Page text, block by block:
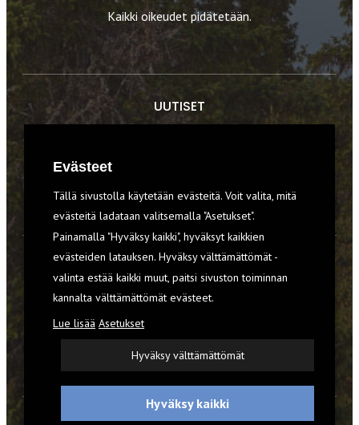
Kaikki oikeudet pidätetään.
UUTISET
VARUSTEET
TILAA RETKI-LEHTI
YHTEYSTIEDOT
REKISTERISELOSTE
EVÄSTEET
Evästeet
Tällä sivustolla käytetään evästeitä. Voit valita, mitä
evästeitä ladataan valitsemalla "Asetukset".
Painamalla "Hyväksy kaikki", hyväksyt kaikkien
evästeiden latauksen. Hyväksy välttämättömät -
valinta estää kaikki muut, paitsi sivuston toiminnan
kannalta välttämättömät evästeet.
Lue lisää Asetukset
Hyväksy välttämättömät
Hyväksy kaikki